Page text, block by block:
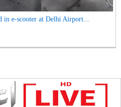
in e-scooter at Delhi Airport...